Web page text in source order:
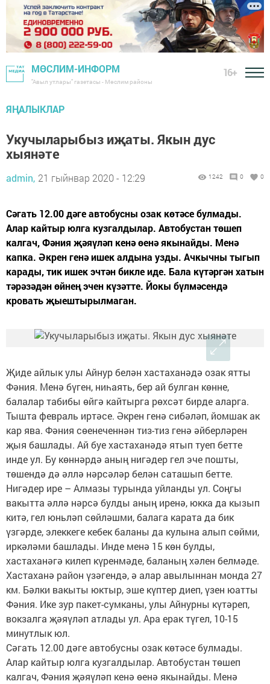
МӨСЛИМ-ИНФОРМ
"Авыл утлары" газетасы - Мөслим районы
16+
ЯҢАЛЫКЛАР
Укучыларыбыз иҗаты. Якын дус
хыянәте
admin, 21 гыйнвар 2020 - 12:29 1242 0 0
Сәгать 12.00 дәге автобусны озак көтәсе булмады.
Алар кайтыр юлга кузгалдылар. Автобустан төшеп
калгач, Фәния җәяүләп кенә өенә якынайды. Менә
капка. Әкрен генә ишек алдына узды. Ачкычны тыгып
карады, тик ишек эчтән бикле иде. Бала күтәргән хатын
тәрәзәдән өйнең эчен күзәтте. Йокы бүлмәсендә
кровать җыештырылмаган.
Җиде айлык улы Айнур белән хастаханәдә озак ятты
Фәния. Менә бүген, ниһаять, бер ай булган көнне,
балалар табибы өйгә кайтырга рөхсәт бирде аларга.
Тышта февраль иртәсе. Әкрен генә сибәләп, йомшак ак
кар ява. Фәния сөенеченнән тиз-тиз генә әйберләрен
җыя башлады. Ай буе хастаханәдә ятып туеп бетте
инде ул. Бу көннәрдә аның нигәдер гел эче пошты,
төшендә дә әллә нәрсәләр белән саташып бетте.
Нигәдер ире – Алмазы турында уйланды ул. Соңгы
вакытта әллә нәрсә булды аның иренә, юкка да кызып
китә, гел юньләп сөйләшми, балага карата да бик
үзгәрде, элеккеге кебек баланы да кулына алып сөйми,
иркәләми башлады. Инде менә 15 көн булды,
хастаханәгә килеп күренмәде, баланың хәлен белмәде.
Хастаханә район үзәгендә, ә алар авылыннан монда 27
км. Бәлки вакыты юктыр, эше күптер диеп, үзен юатты
Фәния. Ике зур пакет-сумканы, улы Айнурны күтәреп,
вокзалга җәяүләп атлады ул. Ара ерак түгел, 10-15
минутлык юл.
Сәгать 12.00 дәге автобусны озак көтәсе булмады.
Алар кайтыр юлга кузгалдылар. Автобустан төшеп
калгач, Фәния җәяүләп кенә өенә якынайды. Менә